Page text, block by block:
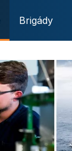
Brigády